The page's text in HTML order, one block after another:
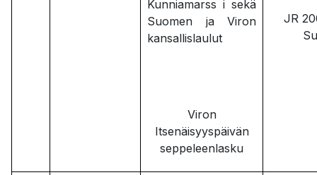
Viron
Itsenäisyyspäivän
seppeleenlasku
JR